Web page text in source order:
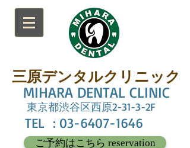
三原デンタルクリニック
MIHARA DENTAL CLINIC
東京都渋谷区西原2-31-3-2F
TEL : 03-6407-1646
ご予約はこちら reservation